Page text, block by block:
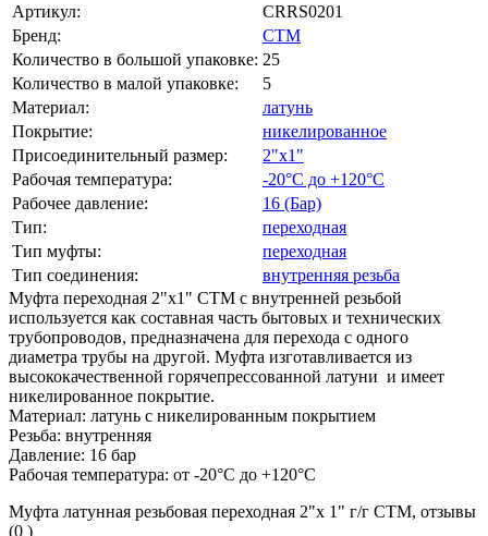
Артикул:
CRRS0201
Бренд:
СТМ
Количество в большой упаковке: 25
Количество в малой упаковке:
5
Материал:
латунь
Покрытие:
никелированное
Присоединительный размер:
2"х1"
Рабочая температура:
-20°С до +120°С
Рабочее давление:
16 (Бар)
Тип:
переходная
Тип муфты:
переходная
Тип соединения:
внутренняя резьба
Муфта переходная 2"х1" CTM с внутренней резьбой
используется как составная часть бытовых и технических
трубопроводов, предназначена для перехода с одного
диаметра трубы на другой. Муфта изготавливается из
высококачественной горячепрессованной латуни и имеет
никелированное покрытие.
Материал: латунь с никелированным покрытием
Резьба: внутренняя
Давление: 16 бар
Рабочая температура: от -20°С до +120°С
Муфта латунная резьбовая переходная 2"х 1" г/г CTM, отзывы
(0 )